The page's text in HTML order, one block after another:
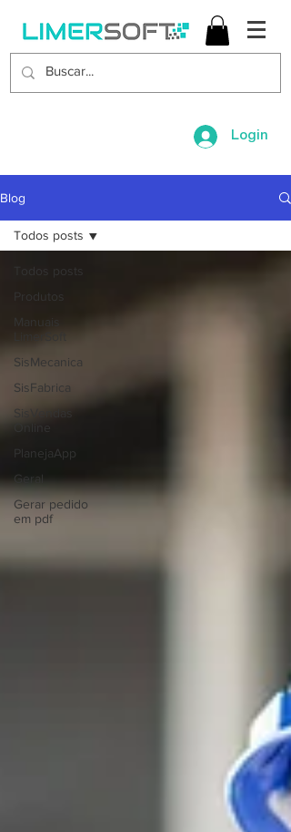
Login
Blog
Todos posts
Produtos
Manuais
SisMecanica
SisFabrica
SisVendas
PlanejaApp
Geral
Gerar pedido
em pdf
Todos posts